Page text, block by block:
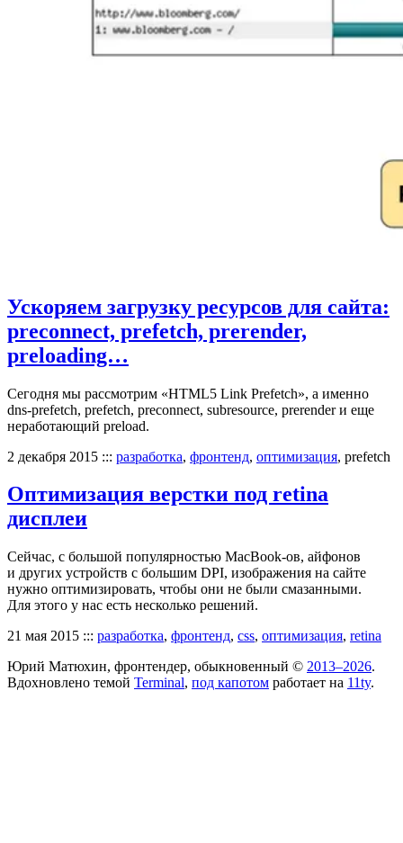
Ускоряем загрузку ресурсов для сайта:
preconnect, prefetch, prerender,
preloading…
Сегодня мы рассмотрим «HTML5 Link Prefetch», а именно
dns-prefetch, prefetch, preconnect, subresource, prerender и еще
неработающий preload.
2 декабря 2015 ::: разработка, фронтенд, оптимизация, prefetch
Оптимизация верстки под retina
дисплеи
Сейчас, с большой популярностью MacBook-ов, айфонов
и других устройств с большим DPI, изображения на сайте
нужно оптимизировать, чтобы они не были смазанными.
Для этого у нас есть несколько решений.
21 мая 2015 ::: разработка, фронтенд, css, оптимизация, retina
Юрий Матюхин, фронтендер, обыкновенный © 2013–2026.
Вдохновлено темой Terminal, под капотом работает на 11ty.